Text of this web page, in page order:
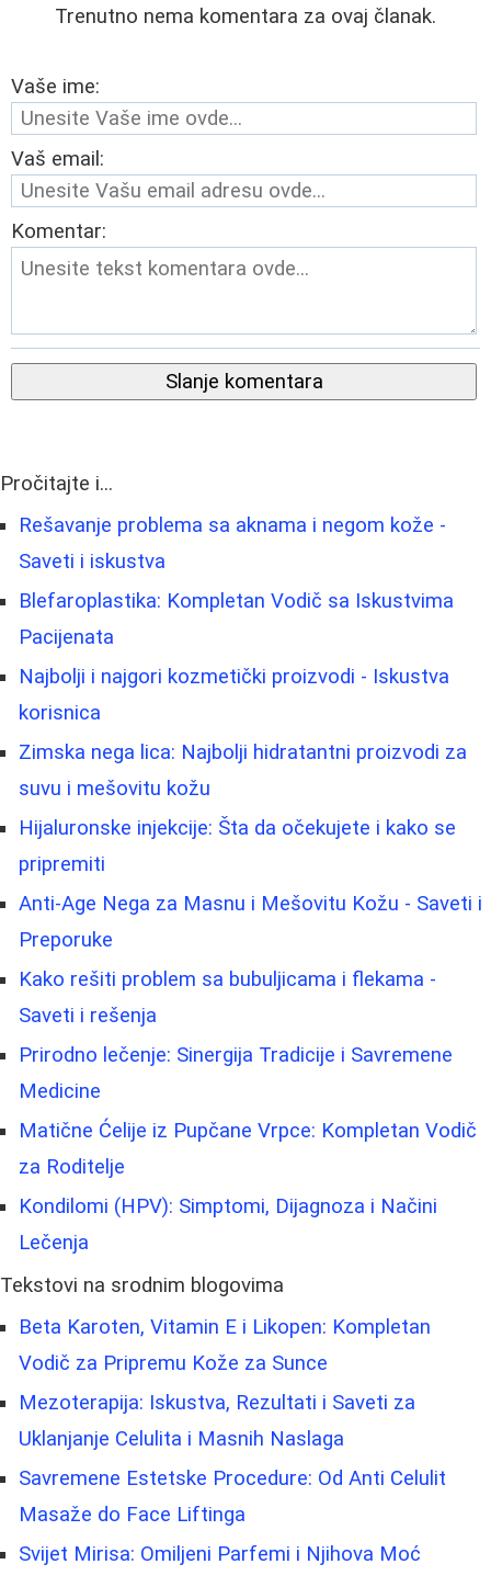
Trenutno nema komentara za ovaj članak.
Vaše ime:
Vaš email:
Komentar:
Slanje komentara
Pročitajte i...
Rešavanje problema sa aknama i negom kože -
Saveti i iskustva
Blefaroplastika: Kompletan Vodič sa Iskustvima
Pacijenata
Najbolji i najgori kozmetički proizvodi - Iskustva
korisnica
Zimska nega lica: Najbolji hidratantni proizvodi za
suvu i mešovitu kožu
Hijaluronske injekcije: Šta da očekujete i kako se
pripremiti
Anti-Age Nega za Masnu i Mešovitu Kožu - Saveti i
Preporuke
Kako rešiti problem sa bubuljicama i flekama -
Saveti i rešenja
Prirodno lečenje: Sinergija Tradicije i Savremene
Medicine
Matične Ćelije iz Pupčane Vrpce: Kompletan Vodič
za Roditelje
Kondilomi (HPV): Simptomi, Dijagnoza i Načini
Lečenja
Tekstovi na srodnim blogovima
Beta Karoten, Vitamin E i Likopen: Kompletan
Vodič za Pripremu Kože za Sunce
Mezoterapija: Iskustva, Rezultati i Saveti za
Uklanjanje Celulita i Masnih Naslaga
Savremene Estetske Procedure: Od Anti Celulit
Masaže do Face Liftinga
Svijet Mirisa: Omiljeni Parfemi i Njihova Moć